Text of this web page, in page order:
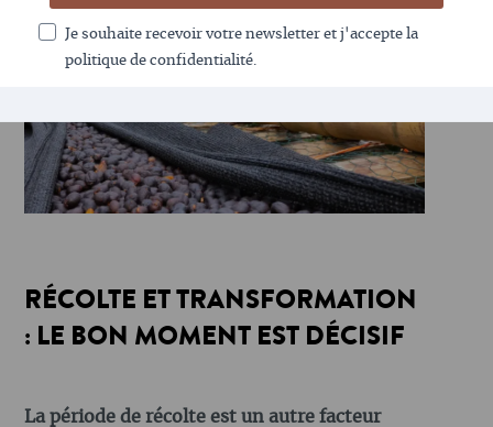
Je souhaite recevoir votre newsletter et j'accepte la
politique de confidentialité.
RÉCOLTE ET TRANSFORMATION
: LE BON MOMENT EST DÉCISIF
La période de récolte est un autre facteur